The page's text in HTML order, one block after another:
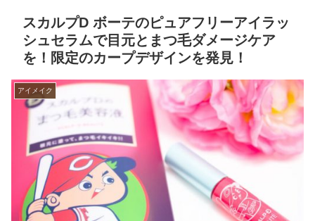
スカルプD ボーテのピュアフリーアイラッ
シュセラムで目元とまつ毛ダメージケア
を！限定のカープデザインを発見！
アイメイク